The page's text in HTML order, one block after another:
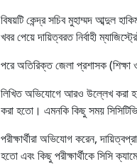
বিষয়টি কেন্দ্র সচিব মুহাম্মদ আব্দুল
খবর পেয়ে দায়িত্বরত নির্বাহী
পরে অতিরিক্ত জেলা প্রশাসক (শিক্ষা
লিখিত অভিযোগে আরও উল্লেখ করা
করা হতো। এমনকি কিছু সময়
পরীক্ষার্থীরা অভিযোগ করেন,
হতো এবং কিছু পরীক্ষার্থীকে সিসি